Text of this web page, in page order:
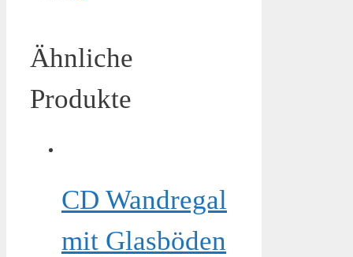
Ähnliche
Produkte
CD Wandregal
mit Glasböden